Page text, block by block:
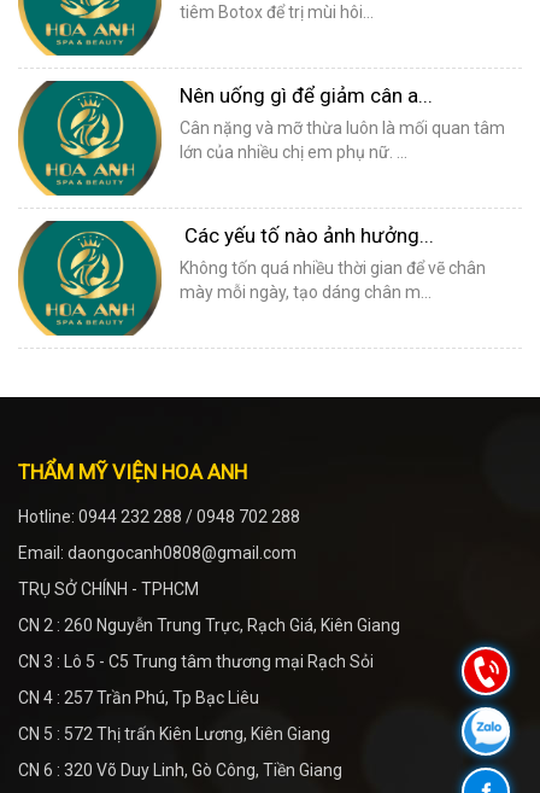
tiêm Botox để trị mùi hôi...
Nên uống gì để giảm cân a...
Cân nặng và mỡ thừa luôn là mối quan tâm
lớn của nhiều chị em phụ nữ. ...
Các yếu tố nào ảnh hưởng...
Không tốn quá nhiều thời gian để vẽ chân
mày mỗi ngày, tạo dáng chân m...
THẨM MỸ VIỆN HOA ANH
Hotline: 0944 232 288 / 0948 702 288
Email: daongocanh0808@gmail.com
TRỤ SỞ CHÍNH - TPHCM
CN 2 : 260 Nguyễn Trung Trực, Rạch Giá, Kiên Giang
CN 3 : Lô 5 - C5 Trung tâm thương mại Rạch Sỏi
CN 4 : 257 Trần Phú, Tp Bạc Liêu
CN 5 : 572 Thị trấn Kiên Lương, Kiên Giang
CN 6 : 320 Võ Duy Linh, Gò Công, Tiền Giang